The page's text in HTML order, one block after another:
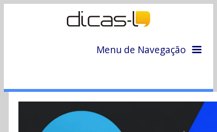
Menu de Navegação